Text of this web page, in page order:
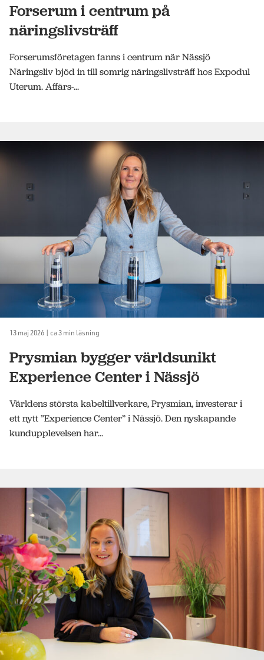
Forserum i centrum på
näringslivsträff
Forserumsföretagen fanns i centrum när Nässjö
Näringsliv bjöd in till somrig näringslivsträff hos Expodul
Uterum. Affärs-...
13 maj 2026 | ca 3 min läsning
Prysmian bygger världsunikt
Experience Center i Nässjö
Världens största kabeltillverkare, Prysmian, investerar i
ett nytt ”Experience Center” i Nässjö. Den nyskapande
kundupplevelsen har...